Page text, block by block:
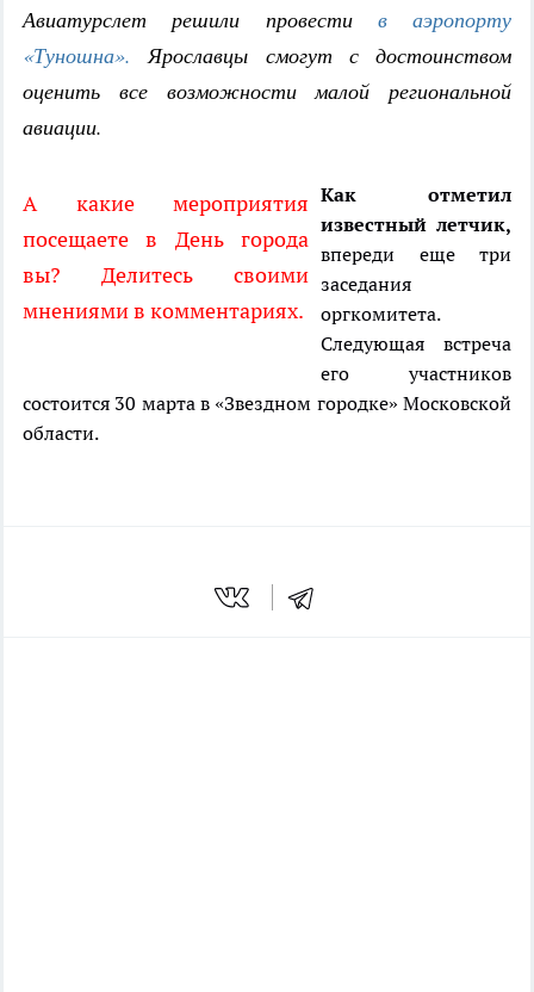
Авиатурслет решили провести в аэропорту
«Туношна». Ярославцы смогут с достоинством
оценить все возможности малой региональной
авиации.
А какие мероприятия
посещаете в День города
вы? Делитесь своими
мнениями в комментариях.
Как отметил
известный летчик,
впереди еще три
заседания
оргкомитета.
Следующая встреча
его участников
состоится 30 марта в «Звездном городке» Московской
области.